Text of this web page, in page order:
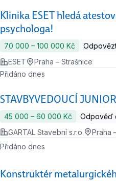
Klinika ESET hledá
psychologa!
70 000 ‍–‍ 100 000 Kč
ESET
Praha – Strašnice
STAVBYVEDOUCÍ
Přidáno dnes
45 000 ‍–‍ 60 000 Kč
Odpověď
GARTAL Stavební s.r.o.
Praha
Konstruktér
Přidáno dnes